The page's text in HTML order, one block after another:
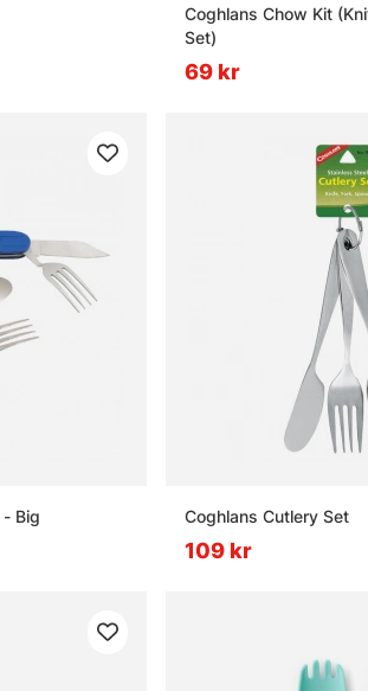
Coghlans Chow Kit
Set)
69 kr
- Big Coghlans Cutlery Set
109 kr